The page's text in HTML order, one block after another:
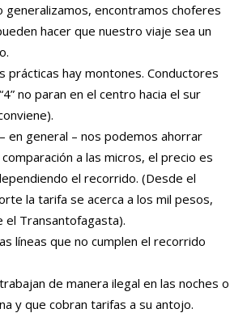
generalizamos, encontramos choferes
hacer que nuestro viaje sea un
prácticas hay montones. Conductores
no paran en el centro hacia el sur
en general – nos podemos ahorrar
a las micros, el precio es
el recorrido. (Desde el
la tarifa se acerca a los mil pesos,
el Transantofagasta).
líneas que no cumplen el recorrido
de manera ilegal en las noches o
y que cobran tarifas a su antojo.